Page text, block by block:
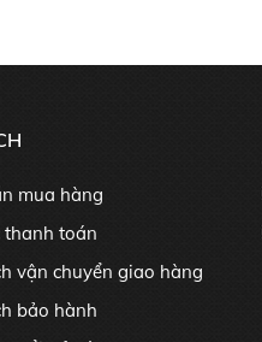
mua hàng
thanh toán
vận chuyển giao hàng
bảo hành